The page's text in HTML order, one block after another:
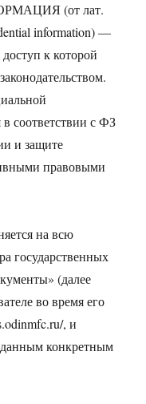
(от лат.
information) —
к которой
соответствии с ФЗ
и защите
правовыми
на всю
государственных
(далее
во время его
, и
данным конкретным